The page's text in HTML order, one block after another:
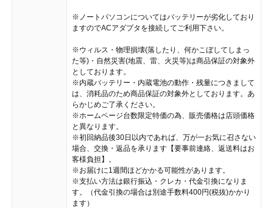
※ノートパソコンについてはバッテリーが劣化しており
ますのでACアダプタを接続してご利用下さい。
※ウィルス・物理損壊(落したり、何かこぼしてしまっ
た等)・自然災害(地震、雷、火災等)は商品保証の対象外
としております。
※内蔵バッテリー・内蔵電池の動作・残量につきまして
は、消耗品のため商品保証の対象外としております。あ
らかじめご了承ください。
※ホームページ台数限定特価の為、販売価格は店頭価格
と異なります。
※初回納品後30日以内であれば、万が一お気に召さない
場合、交換・返品を承ります【要事前連絡、返送料はお
客様負担】。
※お届けに1週間ほどかかる可能性があります。
※支払い方法は銀行振込・クレカ・代金引換になりま
す。（代金引換の場合は別途手数料400円(税抜)かかり
ます）